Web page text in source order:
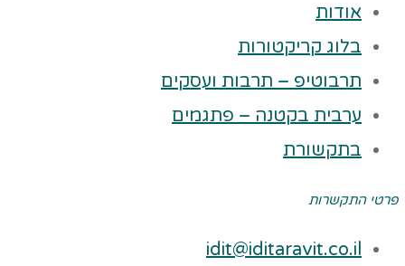
אודות
בלוג קריקטורות
תרבוטיפ – תרבות ועסקים
ערבית בקטנה – פתגמים
בתקשורת
פרטי התקשרות
idit@iditaravit.co.il